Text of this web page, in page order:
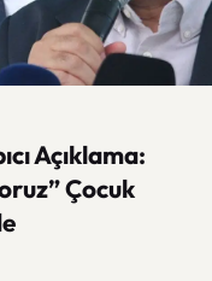
Açıklama:
Çocuk